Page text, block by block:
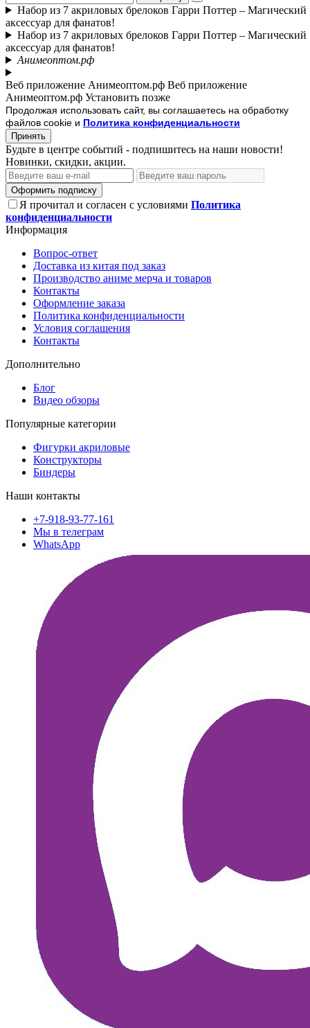
Набор из 7 акриловых брелоков Гарри Поттер – Магический
аксессуар для фанатов!
Набор из 7 акриловых брелоков Гарри Поттер – Магический
аксессуар для фанатов!
Анимеоптом.рф
Веб приложение Анимеоптом.рф Веб приложение
Анимеоптом.рф Установить позже
Продолжая использовать сайт, вы соглашаетесь на обработку
файлов cookie и Политика конфиденциальности
Принять
Будьте в центре событий - подпишитесь на наши новости!
Новинки, скидки, акции.
Оформить подписку
Я прочитал и согласен с условиями Политика
конфиденциальности
Информация
Вопрос-ответ
Доставка из китая под заказ
Производство аниме мерча и товаров
Контакты
Оформление заказа
Политика конфиденциальности
Условия соглашения
Контакты
Дополнительно
Блог
Видео обзоры
Популярные категории
Фигурки акриловые
Конструкторы
Биндеры
Наши контакты
+7-918-93-77-161
Мы в телеграм
WhatsApp